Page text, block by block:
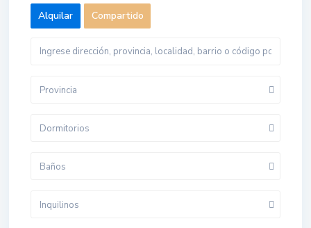
Alquilar Compartido
Provincia
Dormitorios
Baños
Inquilinos